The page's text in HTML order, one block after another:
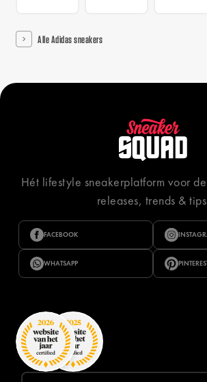
Alle Adidas sneakers
Hét lifestyle sneakerplatform voor
releases, trends &
FACEBOOK
WHATSAPP